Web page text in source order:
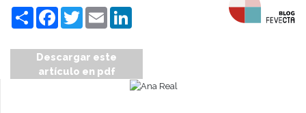
CompartirFacebook
TwitterEmail
Descargar este
artículo en pdf